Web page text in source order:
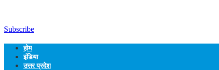
Subscribe
होम
इंडिया
उत्तर प्रदेश